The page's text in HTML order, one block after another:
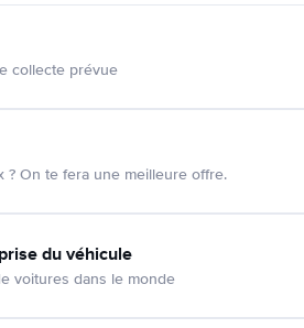
collecte prévue
? On te fera une meilleure offre.
du véhicule
voitures dans le monde